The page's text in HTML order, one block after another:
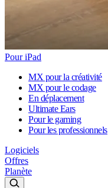
Pour iPad
MX pour la créativité
MX pour le codage
En déplacement
Ultimate Ears
Pour le gaming
Pour les professionnels
Logiciels
Offres
Planète